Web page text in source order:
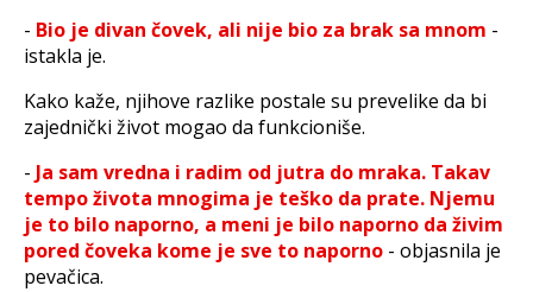
- Bio je divan čovek, ali nije bio za brak sa mnom -
istakla je.
Kako kaže, njihove razlike postale su prevelike da bi
zajednički život mogao da funkcioniše.
- Ja sam vredna i radim od jutra do mraka. Takav
tempo života mnogima je teško da prate. Njemu
je to bilo naporno, a meni je bilo naporno da živim
pored čoveka kome je sve to naporno - objasnila je
pevačica.